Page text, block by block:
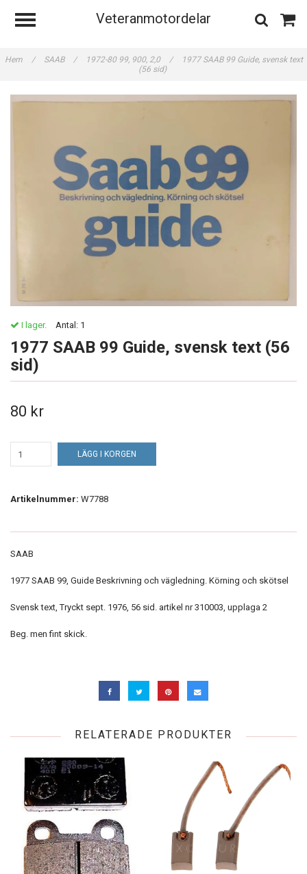
Veteranmotordelar
Hem / SAAB / 1972-80 99, 900, 2,0 /
1977 SAAB 99 Guide, svensk text
(56 sid)
I lager. Antal: 1
1977 SAAB 99 Guide, svensk text (56
sid)
80 kr
LÄGG I KORGEN
Artikelnummer: W7788
SAAB
1977 SAAB 99, Guide Beskrivning och vägledning. Körning och skötsel
Svensk text, Tryckt sept. 1976, 56 sid. artikel nr 310003, upplaga 2
Beg. men fint skick.
RELATERADE PRODUKTER